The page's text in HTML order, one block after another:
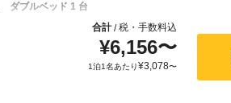
ダブルベッド 1 台
合計/税・手数料込
¥6,156〜
1泊1名あたり¥3,078〜